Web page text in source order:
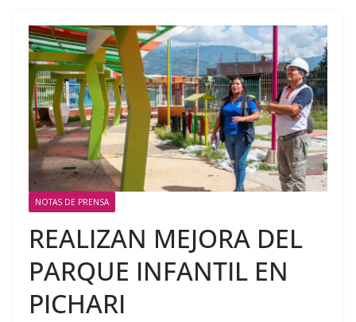
NOTAS DE PRENSA
REALIZAN MEJORA DEL
PARQUE INFANTIL EN
PICHARI